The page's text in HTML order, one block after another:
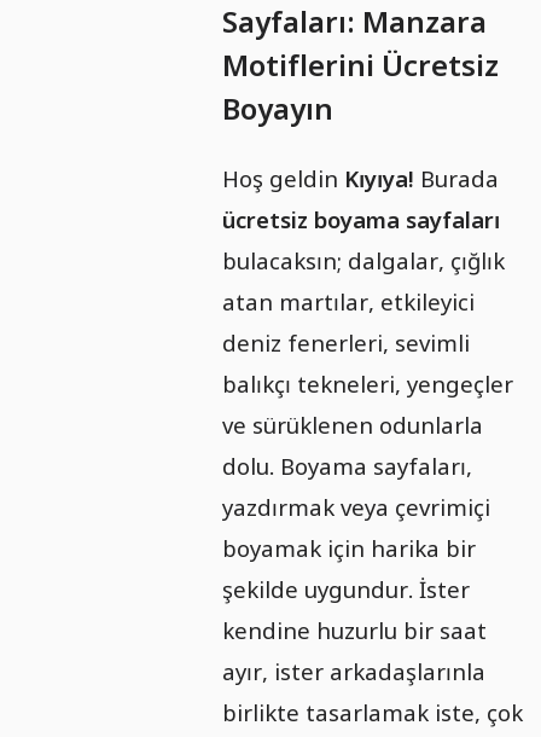
Sayfaları: Manzara
Motiflerini Ücretsiz
Boyayın
Hoş geldin Kıyıya! Burada
ücretsiz boyama sayfaları
bulacaksın; dalgalar, çığlık
atan martılar, etkileyici
deniz fenerleri, sevimli
balıkçı tekneleri, yengeçler
ve sürüklenen odunlarla
dolu. Boyama sayfaları,
yazdırmak veya çevrimiçi
boyamak için harika bir
şekilde uygundur. İster
kendine huzurlu bir saat
ayır, ister arkadaşlarınla
birlikte tasarlamak iste, çok